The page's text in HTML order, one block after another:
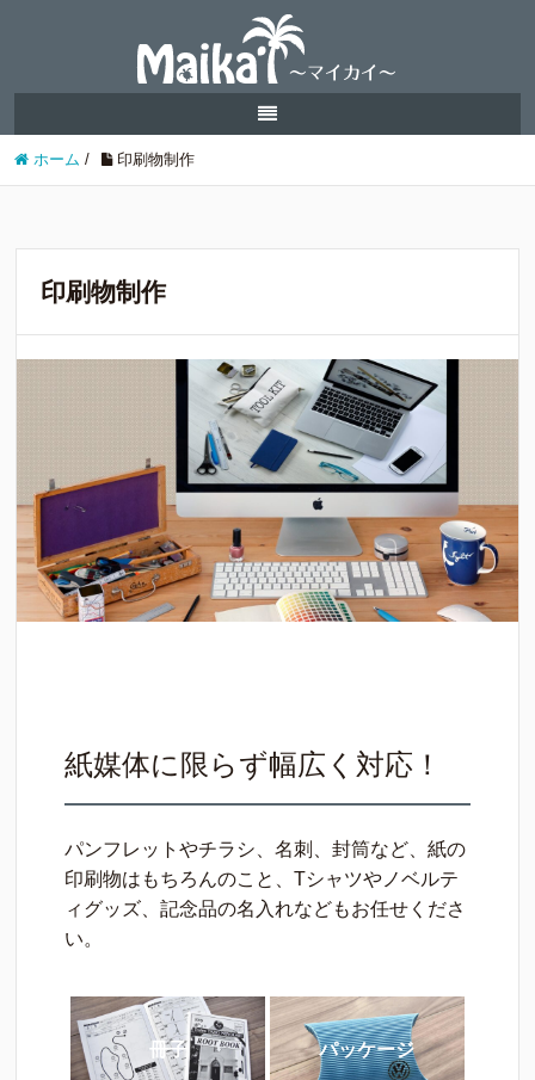
ホーム / 印刷物制作
印刷物制作
紙媒体に限らず幅広く対応！
パンフレットやチラシ、名刺、封筒など、紙の
印刷物はもちろんのこと、Tシャツやノベルテ
ィグッズ、記念品の名入れなどもお任せくださ
い。
冊子 パッケージ